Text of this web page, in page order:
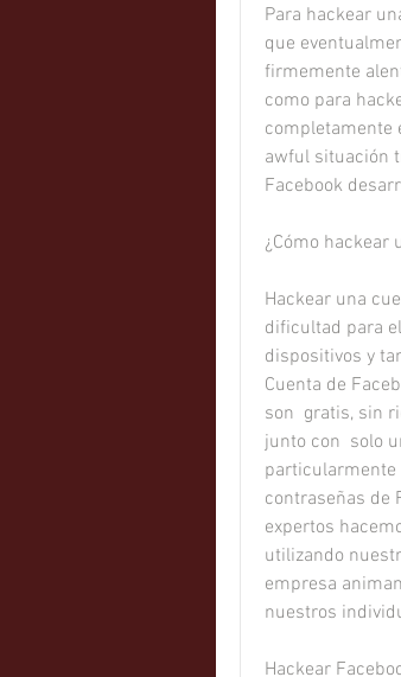
Para hackear
que
firmemente
como para
completamente
awful situación
Facebook
¿Cómo hackear
Hackear una
dificultad para
dispositivos y
Cuenta de
son  gratis, sin
junto con  solo
particularmente
contraseñas de
expertos
utilizando
empresa
nuestros
Hackear